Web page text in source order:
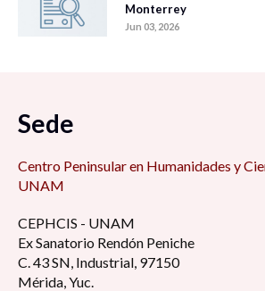
Monterrey
Jun 03, 2026
Sede
Centro Peninsular en Humanidades y
UNAM
CEPHCIS - UNAM
Ex Sanatorio Rendón Peniche
C. 43 SN, Industrial, 97150
Mérida, Yuc.